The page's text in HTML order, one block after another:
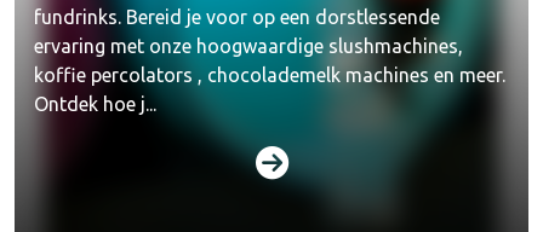
fundrinks. Bereid je voor op een dorstlessende
ervaring met onze hoogwaardige slushmachines,
koffie percolators , chocolademelk machines en meer.
Ontdek hoe j...